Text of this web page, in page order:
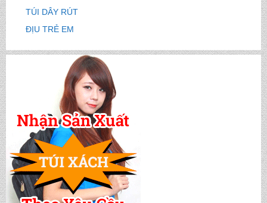
TÚI DÂY RÚT
ĐỊU TRẺ EM
CẶP HỌC SINH MS: TN 5016
CẶP HỌC SINH MS: TN 5015